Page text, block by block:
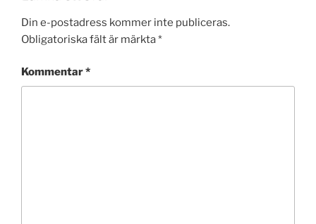
Din e-postadress kommer inte publiceras.
Obligatoriska fält är märkta*
Kommentar*